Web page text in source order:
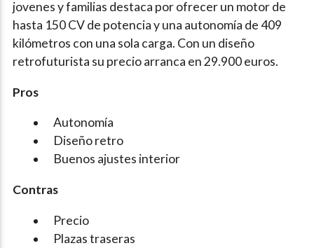
jovenes y familias destaca por ofrecer un motor de
hasta 150 CV de potencia y una autonomía de 409
kilómetros con una sola carga. Con un diseño
retrofuturista su precio arranca en 29.900 euros.
Pros
Autonomía
Diseño retro
Buenos ajustes interior
Contras
Precio
Plazas traseras